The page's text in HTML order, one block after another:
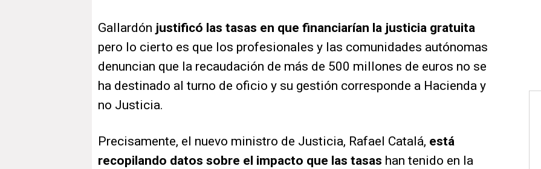
Gallardón justificó las tasas en que financiarían la justicia gratuita
pero lo cierto es que los profesionales y las comunidades autónomas
denuncian que la recaudación de más de 500 millones de euros no se
ha destinado al turno de oficio y su gestión corresponde a Hacienda y
no Justicia.
Precisamente, el nuevo ministro de Justicia, Rafael Catalá, está
recopilando datos sobre el impacto que las tasas han tenido en la